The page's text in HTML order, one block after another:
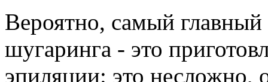
Вероятно, самый главный
шугаринга - это
эпиляции: это несложно,